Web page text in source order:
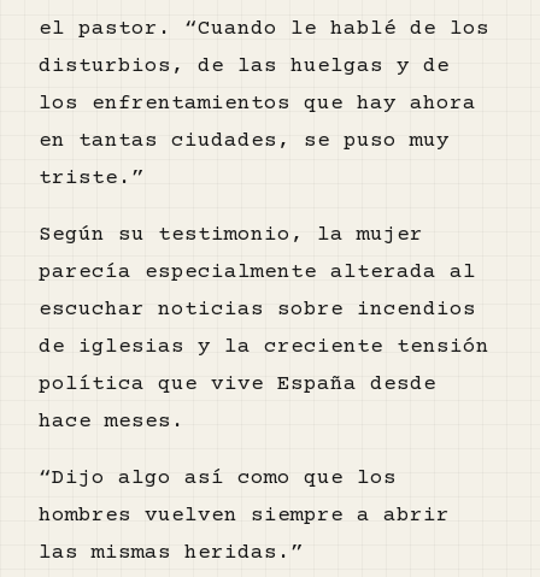
el pastor. “Cuando le hablé de los
disturbios, de las huelgas y de
los enfrentamientos que hay ahora
en tantas ciudades, se puso muy
triste.”
Según su testimonio, la mujer
parecía especialmente alterada al
escuchar noticias sobre incendios
de iglesias y la creciente tensión
política que vive España desde
hace meses.
“Dijo algo así como que los
hombres vuelven siempre a abrir
las mismas heridas.”